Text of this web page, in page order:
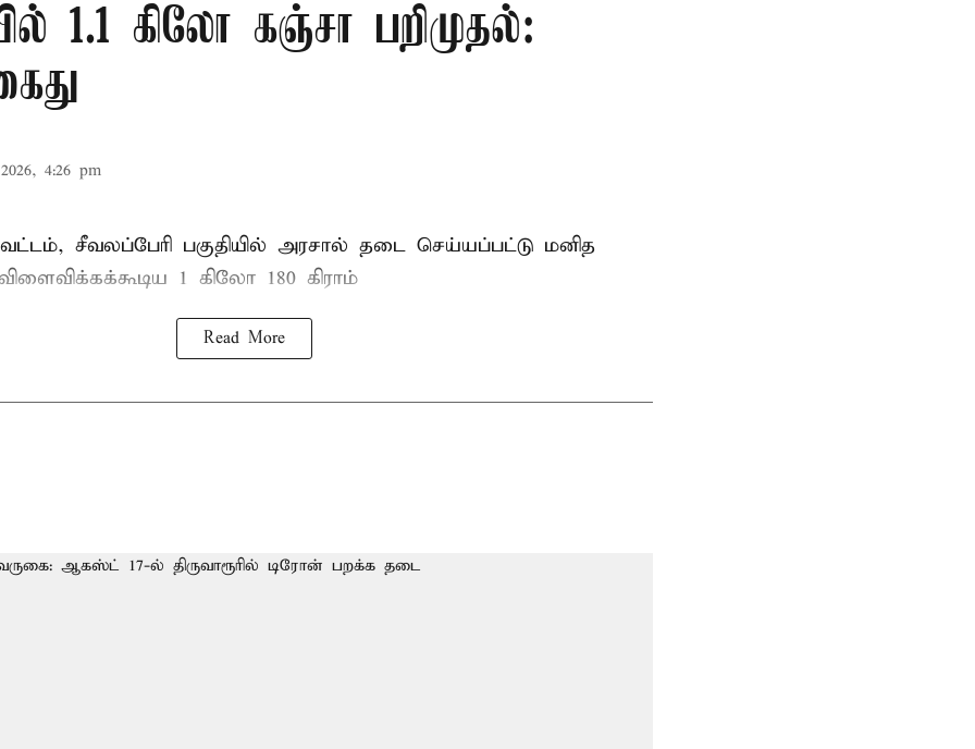
1.1 கிலோ கஞ்சா பறிமுதல்:
4:26 pm
சீவலப்பேரி பகுதியில் அரசால் தடை செய்யப்பட்டு மனித
1 கிலோ 180 கிராம்
Read More